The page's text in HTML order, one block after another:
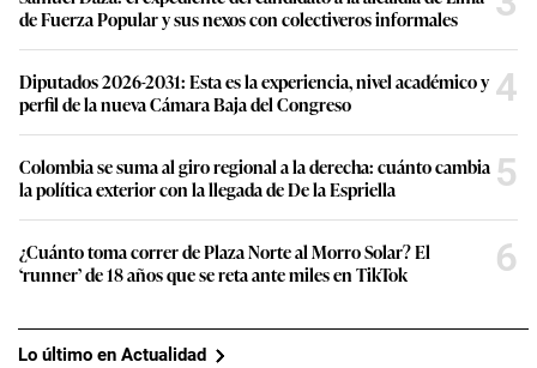
de Fuerza Popular y sus nexos con colectiveros informales
Diputados 2026-2031: Esta es la experiencia, nivel académico y
perfil de la nueva Cámara Baja del Congreso
4
Colombia se suma al giro regional a la derecha: cuánto cambia
la política exterior con la llegada de De la Espriella
5
¿Cuánto toma correr de Plaza Norte al Morro Solar? El
‘runner’ de 18 años que se reta ante miles en TikTok
6
Lo último en Actualidad